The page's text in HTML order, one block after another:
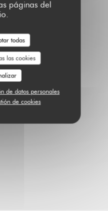
páginas del
todas
las cookies
de datos personales
de cookies